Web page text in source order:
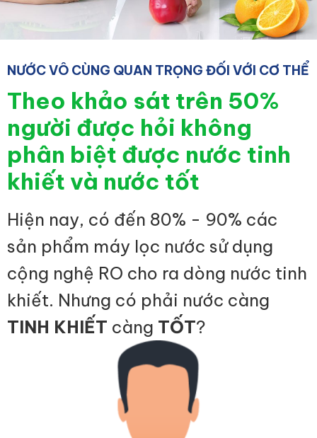
NƯỚC VÔ CÙNG QUAN TRỌNG ĐỐI VỚI CƠ THỂ
Theo khảo sát trên 50%
người được hỏi không
phân biệt được nước tinh
khiết và nước tốt
Hiện nay, có đến 80% - 90% các
sản phẩm máy lọc nước sử dụng
cộng nghệ RO cho ra dòng nước tinh
khiết. Nhưng có phải nước càng
TINH KHIẾT càng TỐT?